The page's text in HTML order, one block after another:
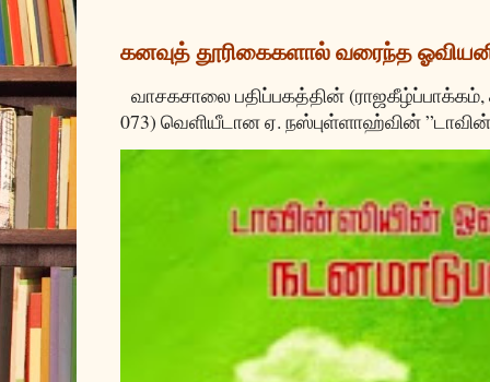
கனவுத் தூரிகைகளால் வரைந்த
வாசகசாலை பதிப்பகத்தின்
073) வெளியீடான ஏ. நஸ்புள்ளாஹ்வின்